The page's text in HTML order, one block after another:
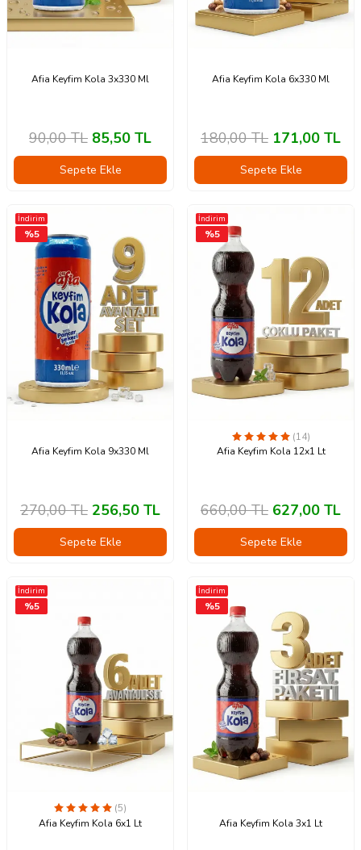
Afia Keyfim Kola 3x330 Ml
90,00TL 85,50 TL
Sepete Ekle
Afia Keyfim Kola 6x330 Ml
180,00TL 171,00 TL
Sepete Ekle
İndirim
%5
Afia Keyfim Kola 9x330 Ml
270,00TL 256,50 TL
Sepete Ekle
İndirim
%5
(14)
Afia Keyfim Kola 12x1 Lt
660,00TL 627,00 TL
Sepete Ekle
İndirim
%5
(5)
Afia Keyfim Kola 6x1 Lt
İndirim
%5
Afia Keyfim Kola 3x1 Lt